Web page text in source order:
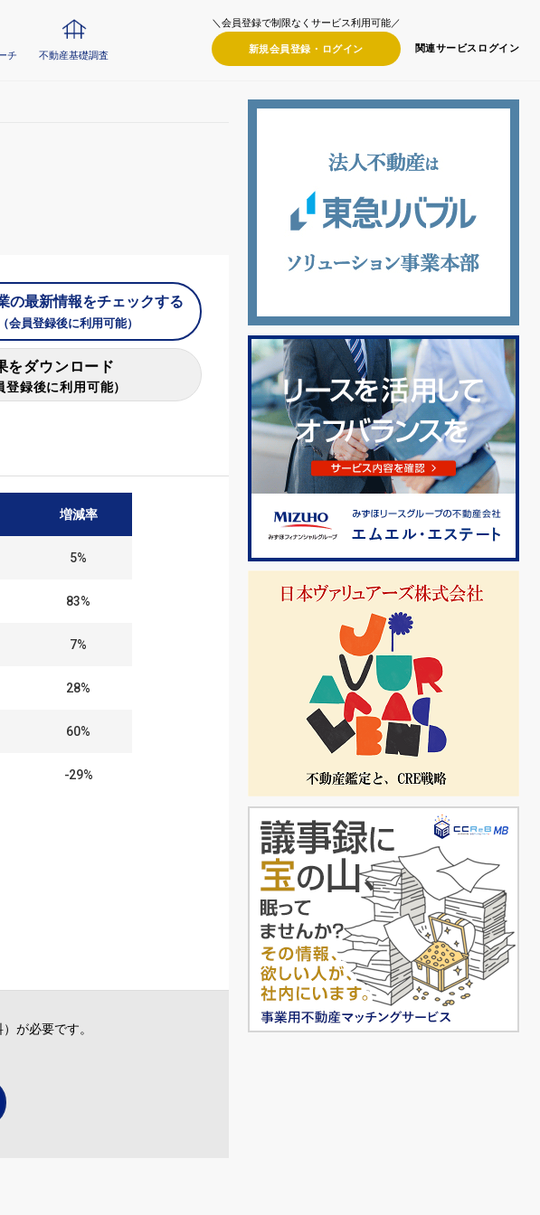
チ 不動産基礎調査
＼会員登録で制限なくサービス利用可能／
新規会員登録・ ログイン 関連サービス ログイン
の最新情報をチェックする
（会員登録後に利用可能）
をダウンロード
登録後に利用可能）
増減率
5%
83%
7%
28%
60%
-29%
が必要です。